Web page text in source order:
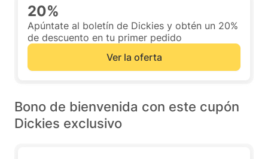
20%
Apúntate al boletín de Dickies y obtén un 20%
de descuento en tu primer pedido
Ver la oferta
Bono de bienvenida con este cupón
Dickies exclusivo